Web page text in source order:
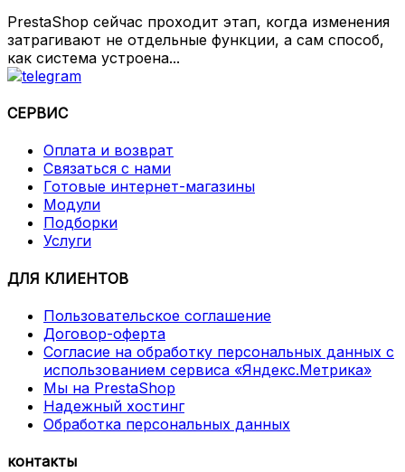
PrestaShop сейчас проходит этап, когда изменения
затрагивают не отдельные функции, а сам способ,
как система устроена...
СЕРВИС
Оплата и возврат
Связаться с нами
Готовые интернет-магазины
Модули
Подборки
Услуги
ДЛЯ КЛИЕНТОВ
Пользовательское соглашение
Договор-оферта
Согласие на обработку персональных данных с
использованием сервиса «Яндекс.Метрика»
Мы на PrestaShop
Надежный хостинг
Обработка персональных данных
контакты